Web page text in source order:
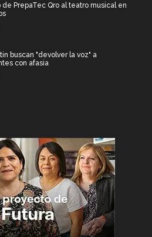
PrepaTec Qro al teatro musical en
buscan "devolver la voz" a
con afasia